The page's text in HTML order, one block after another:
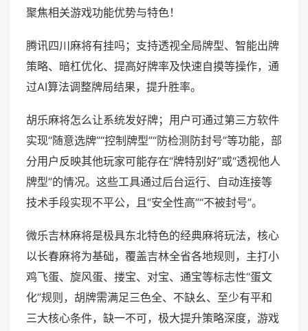
聚焦相关游戏功能优势与特色！
腾讯四川麻将有挂吗；支持透视全局牌型、智能出牌
策略、暗杠优化、提高好牌率及快速自摸等操作，通
过AI算法调整牌局结果，提升胜率。
胡乐麻将怎么让系统发好牌；用户可通过第三方软件
实现“随意选牌”“控制牌型”“防检测防封号”等功能，部
分用户反映其他玩家可能存在“牌特别好”或“透视他人
牌型”的情况。这些工具通过后台运行、自动连接等
技术手段实现不平公，且“安全性高”“不被封号”。
微乐吉林麻将是极具东北特色的经典麻将玩法，核心
以长春麻将为基础，覆盖吉林全省各地规则，主打小
鸡飞蛋、旋风蛋、搂宝、对宝、通宝等标志性“蛋文
化”规则，胡牌需满足三色全、不缺幺、至少有平和
三大核心条件，缺一不可，极大提升策略深度，游戏